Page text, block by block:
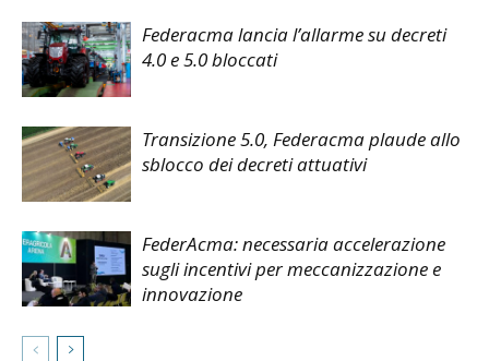
Federacma lancia l’allarme su decreti
4.0 e 5.0 bloccati
Transizione 5.0, Federacma plaude allo
sblocco dei decreti attuativi
FederAcma: necessaria accelerazione
sugli incentivi per meccanizzazione e
innovazione